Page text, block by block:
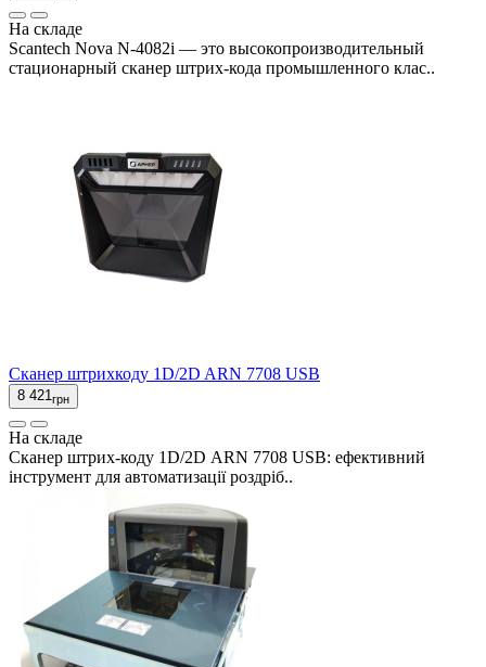
На складе
Scantech Nova N-4082i — это высокопроизводительный
стационарный сканер штрих-кода промышленного клас..
Сканер штрихкоду 1D/2D ARN 7708 USB
8 421 грн
На складе
Сканер штрих-коду 1D/2D ARN 7708 USB: ефективний
інструмент для автоматизації роздріб..